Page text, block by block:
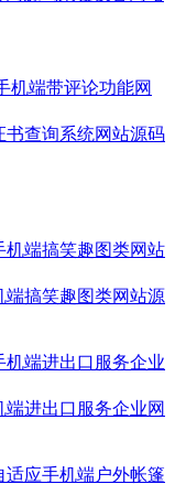
机端带评论功能网
书查询系统网站源码
端搞笑趣图类网站源
端进出口服务企业网